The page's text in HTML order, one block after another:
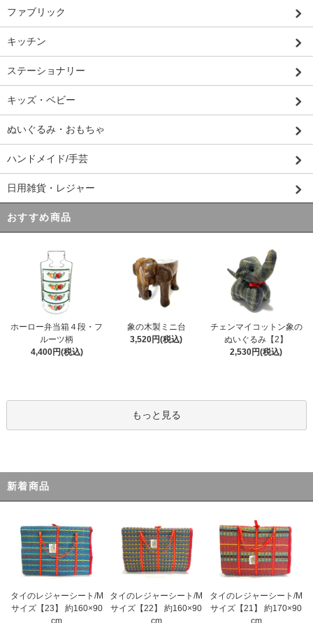
ファブリック
キッチン
ステーショナリー
キッズ・ベビー
ぬいぐるみ・おもちゃ
ハンドメイド/手芸
日用雑貨・レジャー
おすすめ商品
ホーロー弁当箱４段・フ
ルーツ柄
4,400円(税込)
象の木製ミニ台
3,520円(税込)
チェンマイコットン象の
ぬいぐるみ【2】
2,530円(税込)
もっと見る
新着商品
タイのレジャーシート/M
サイズ【23】 約160×90
cm
タイのレジャーシート/M
サイズ【22】 約160×90
cm
タイのレジャーシート/M
サイズ【21】 約170×90
cm